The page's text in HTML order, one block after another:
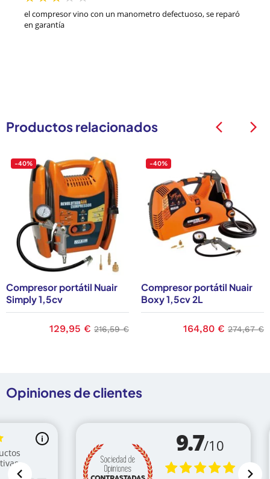
el compresor vino con un manometro defectuoso, se reparó
en garantía
Productos relacionados
Compresor portátil Nuair
Simply 1,5cv
-40%
Precio
129,95 € Precio base
216,59 €
Compresor portátil Nuair
Boxy 1,5cv 2L
-40%
Precio
164,80 € Precio
274,67 €
arrow_back_ios arrow_back_ios
Opiniones de clientes